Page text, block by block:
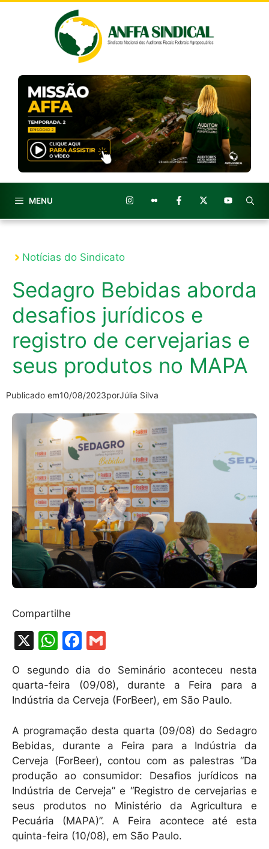
MENU
Notícias do Sindicato
Sedagro Bebidas aborda
desafios jurídicos e
registro de cervejarias e
seus produtos no MAPA
Publicado em10/08/2023porJúlia Silva
Compartilhe
X
W
h
at
s
p
p
F
a
c
e
o
o
k
m
ai
l
O segundo dia do Seminário aconteceu nesta
quarta-feira (09/08), durante a Feira para a
Indústria da Cerveja (ForBeer), em São Paulo.
A programação desta quarta (09/08) do Sedagro
Bebidas, durante a Feira para a Indústria da
Cerveja (ForBeer), contou com as palestras “Da
produção ao consumidor: Desafios jurídicos na
Indústria de Cerveja” e “Registro de cervejarias e
seus produtos no Ministério da Agricultura e
Pecuária (MAPA)”. A Feira acontece até esta
quinta-feira (10/08), em São Paulo.